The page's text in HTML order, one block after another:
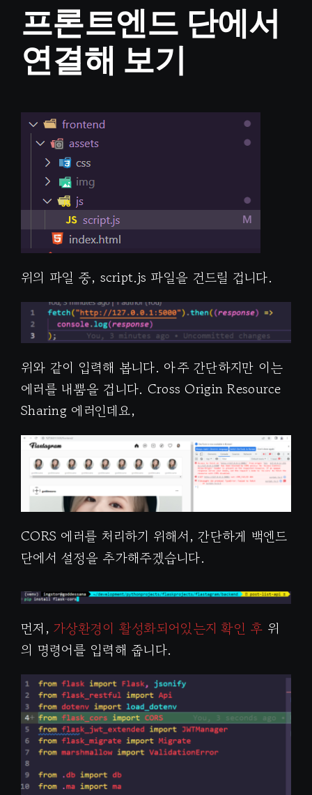
프론트엔드 단에서
연결해 보기
위의 파일 중, script.js 파일을 건드릴 겁니다.
위와 같이 입력해 봅니다. 아주 간단하지만 이는
에러를 내뿜을 겁니다. Cross Origin Resource
Sharing 에러인데요,
CORS 에러를 처리하기 위해서, 간단하게 백엔드
단에서 설정을 추가해주겠습니다.
먼저, 가상환경이 활성화되어있는지 확인 후 위
의 명령어를 입력해 줍니다.